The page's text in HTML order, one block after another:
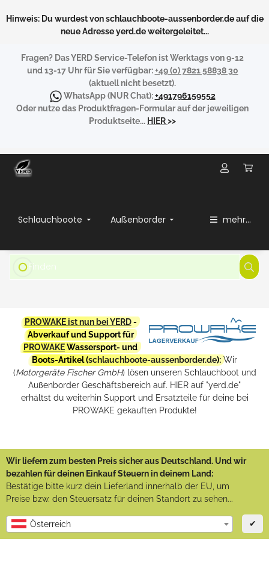
Hinweis: Du wurdest von schlauchboote-aussenborder.de auf die
neue Adresse yerd.de weitergeleitet...
Fragen? Das YERD Service-Telefon ist Werktags von 9-12
und 13-17 Uhr für Sie verfügbar:+49 (0) 7821 58838 30
(aktuell nicht besetzt).
WhatsApp(NUR Chat):+491796159552
Oder nutze das Produktfragen-Formular auf der jeweiligen
Produktseite... HIER>>
Schlauchboote Außenborder mehr...
PROWAKE ist nun bei YERD-
Abverkauf und Support für
PROWAKEWassersport- und
Boots-Artikel (schlauchboote-aussenborder.de): Wir
(Motorgeräte Fischer GmbH) lösen unseren Schlauchboot und
Außenborder Geschäftsbereich auf. HIER auf "yerd.de"
erhältst du weiterhin Support und Ersatzteile für deine bei
PROWAKE gekauften Produkte!
Wir liefern zum besten Preis sicher aus Deutschland. Und wir
bezahlen für deinen Einkauf Steuern in deinem Land:
Bestätige bitte kurz dein Lieferland innerhalb der EU, um
Preise bzw. den Steuersatz für deinen Standort zu sehen...
Österreich ✔